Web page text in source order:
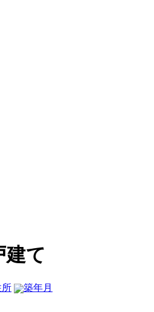
建て
所
築年月